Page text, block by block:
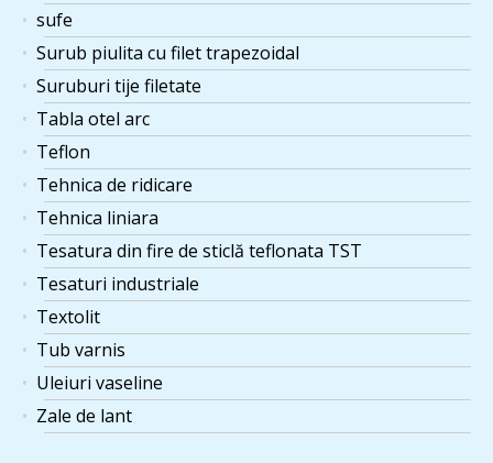
sufe
Surub piulita cu filet trapezoidal
Suruburi tije filetate
Tabla otel arc
Teflon
Tehnica de ridicare
Tehnica liniara
Tesatura din fire de sticlă teflonata TST
Tesaturi industriale
Textolit
Tub varnis
Uleiuri vaseline
Zale de lant